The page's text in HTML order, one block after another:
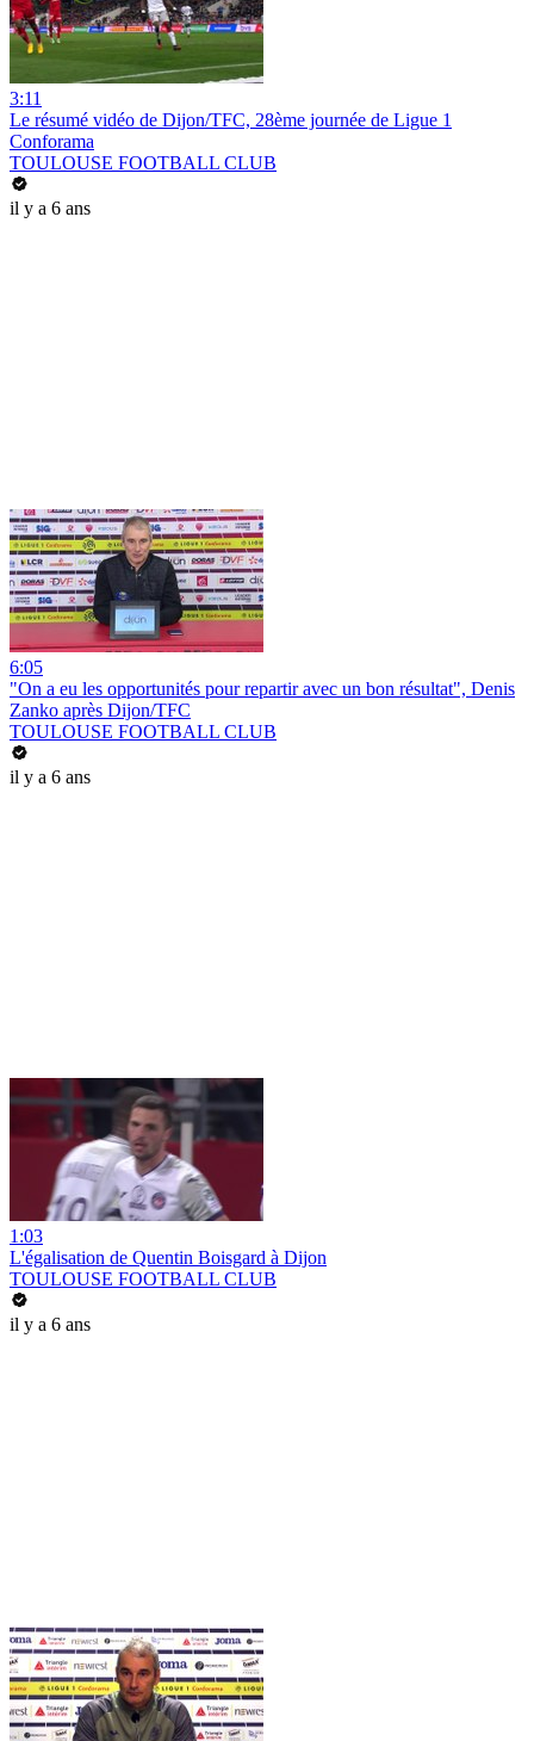
3:11
Le résumé vidéo de Dijon/TFC, 28ème journée de Ligue 1
Conforama
TOULOUSE FOOTBALL CLUB
il y a 6 ans
6:05
"On a eu les opportunités pour repartir avec un bon résultat", Denis
Zanko après Dijon/TFC
TOULOUSE FOOTBALL CLUB
il y a 6 ans
1:03
L'égalisation de Quentin Boisgard à Dijon
TOULOUSE FOOTBALL CLUB
il y a 6 ans